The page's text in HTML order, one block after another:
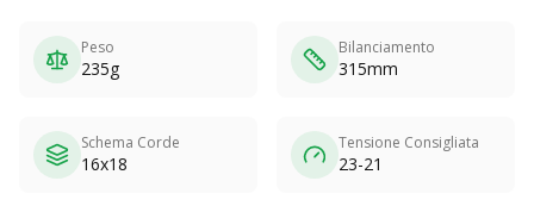
Peso
235g
Bilanciamento
315mm
Schema Corde
16x18
Tensione Consigliata
23-21